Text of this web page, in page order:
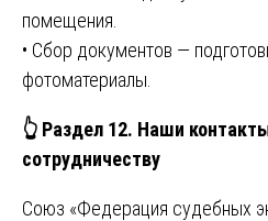
помещения.
• Сбор документов —
фотоматериалы.
👆 Раздел 12. Наши
сотрудничеству
Союз «Федерация судебных